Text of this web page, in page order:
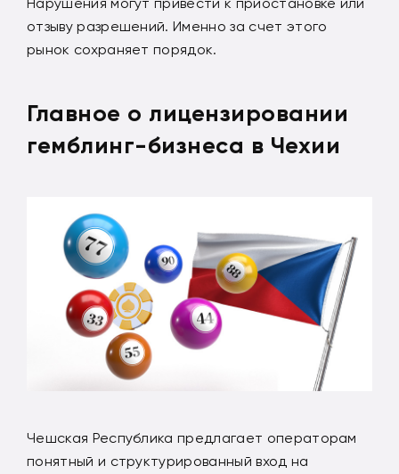
отзыву разрешений. Именно за счет этого
рынок сохраняет порядок.
Главное о лицензировании
гемблинг-бизнеса в Чехии
Чешская Республика предлагает операторам
понятный и структурированный вход на